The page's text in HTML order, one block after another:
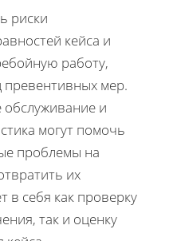
риски
кейса и
работу,
превентивных мер.
обслуживание и
могут помочь
проблемы на
их
в себя как проверку
так и оценку